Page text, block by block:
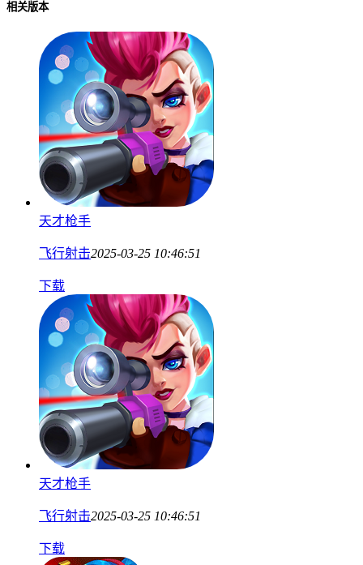
相关版本
天才枪手
飞行射击2025-03-25 10:46:51
下载
天才枪手
飞行射击2025-03-25 10:46:51
下载